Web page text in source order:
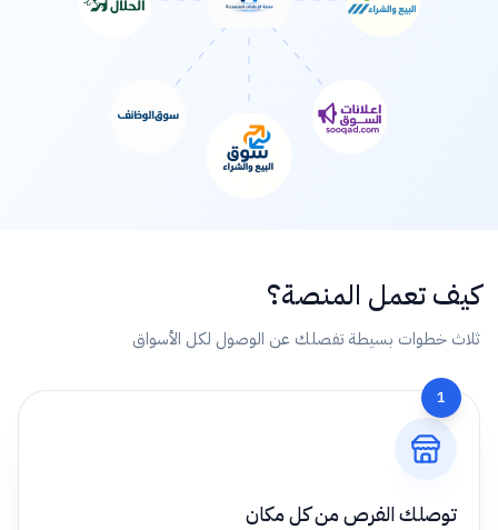
كيف تعمل المنصة؟
ثلاث خطوات بسيطة تفصلك عن الوصول لكل الأسواق
1
توصلك الفرص من كل مكان